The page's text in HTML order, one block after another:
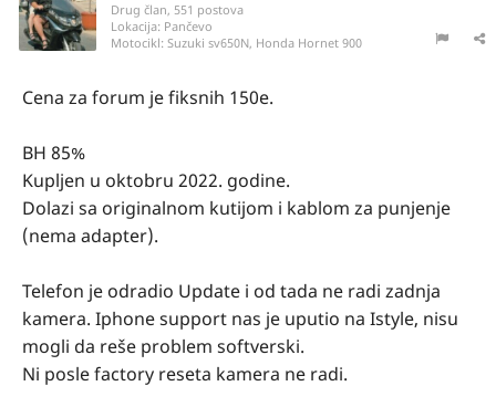
Drug član, 551 postova
Lokacija: Pančevo
Motocikl: Suzuki sv650N, Honda Hornet 900
Cena za forum je fiksnih 150e.
BH 85%
Kupljen u oktobru 2022. godine.
Dolazi sa originalnom kutijom i kablom za punjenje
(nema adapter).
Telefon je odradio Update i od tada ne radi zadnja
kamera. Iphone support nas je uputio na Istyle, nisu
mogli da reše problem softverski.
Ni posle factory reseta kamera ne radi.